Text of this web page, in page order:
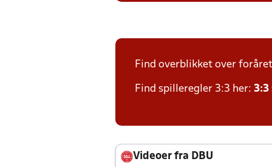
Find overblikket over
Find spilleregler 3:3 her: 3:3
Videoer fra DBU